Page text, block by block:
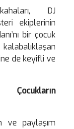
DJ
ekiplerinin
bir çocuk
de keyifli ve
Çocukların
ve paylaşım